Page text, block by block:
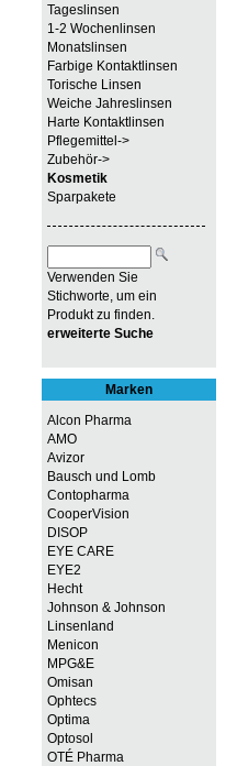
Tageslinsen
1-2 Wochenlinsen
Monatslinsen
Farbige Kontaktlinsen
Torische Linsen
Weiche Jahreslinsen
Harte Kontaktlinsen
Pflegemittel->
Zubehör->
Kosmetik
Sparpakete
Verwenden Sie
Stichworte, um ein
Produkt zu finden.
erweiterte Suche
Marken
Alcon Pharma
AMO
Avizor
Bausch und Lomb
Contopharma
CooperVision
DISOP
EYE CARE
EYE2
Hecht
Johnson & Johnson
Linsenland
Menicon
MPG&E
Omisan
Ophtecs
Optima
Optosol
OTÉ Pharma